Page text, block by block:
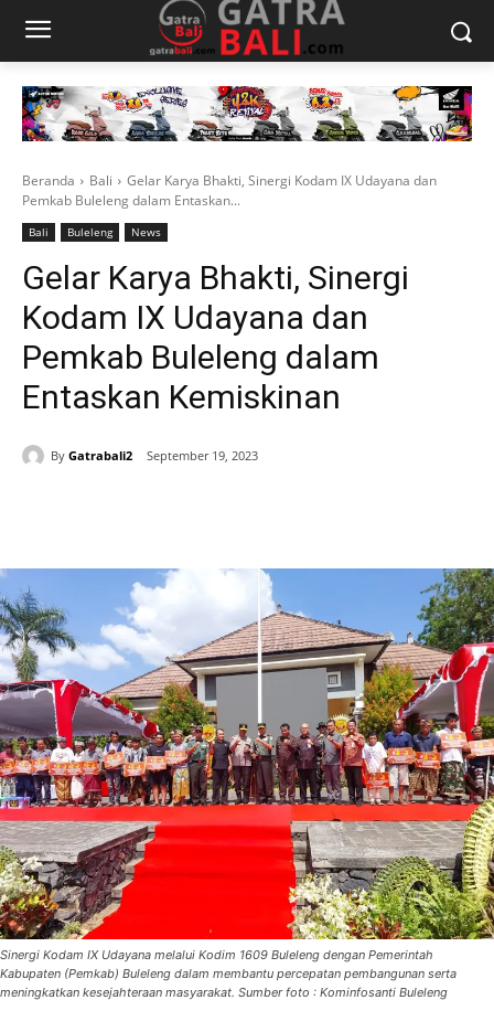
Beranda Bali
Gelar Karya Bhakti, Sinergi Kodam IX Udayana dan
Pemkab Buleleng dalam Entaskan...
Bali Buleleng News
Gelar Karya Bhakti, Sinergi
Kodam IX Udayana dan
Pemkab Buleleng dalam
Entaskan Kemiskinan
By Gatrabali2 September 19, 2023
Sinergi Kodam IX Udayana melalui Kodim 1609 Buleleng dengan Pemerintah
Kabupaten (Pemkab) Buleleng dalam membantu percepatan pembangunan serta
meningkatkan kesejahteraan masyarakat. Sumber foto : Kominfosanti Buleleng